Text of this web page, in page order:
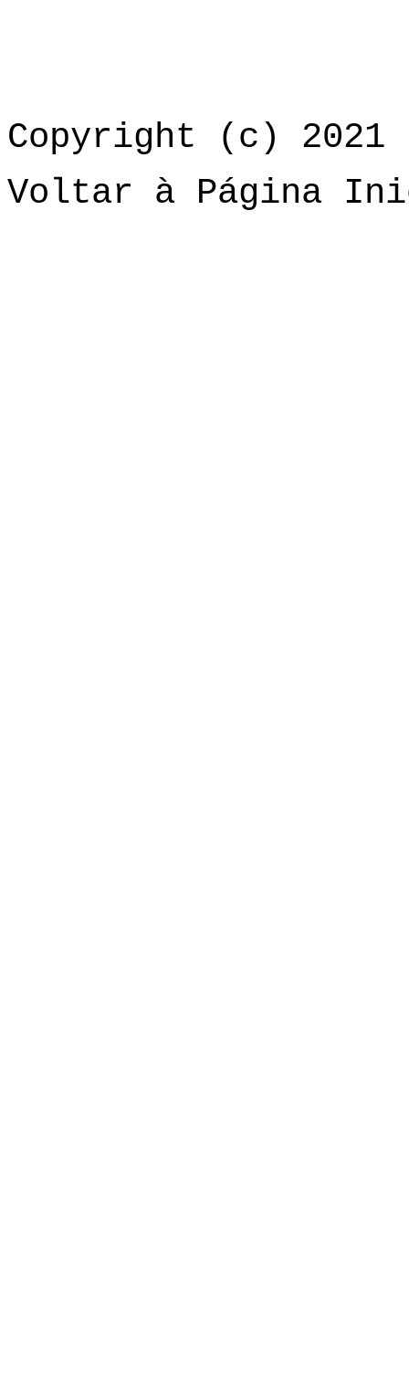
Copyright (c) 2021
Voltar à Página